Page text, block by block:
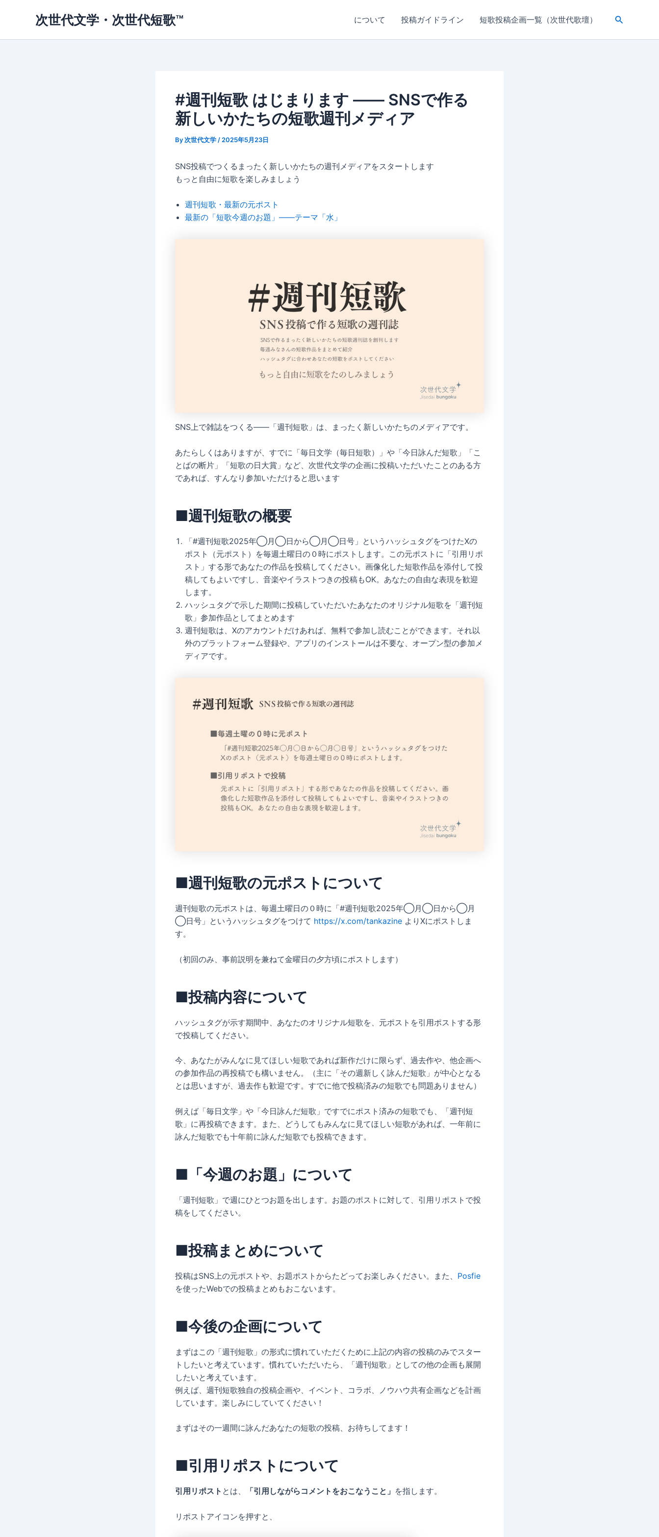
次世代文学・次世代短歌™ について 投稿ガイドライン 短歌投稿企画一覧（次世代歌壇）
検
#週刊短歌 はじまります —— SNSで作る
新しいかたちの短歌週刊メディア
By次世代文学 / 2025年5月23日
SNS投稿でつくるまったく新しいかたちの週刊メディアをスタートします
もっと自由に短歌を楽しみましょう
週刊短歌・最新の元ポスト
最新の「短歌今週のお題」——テーマ「水」
SNS上で雑誌をつくる——「週刊短歌」は、まったく新しいかたちのメディアです。
あたらしくはありますが、すでに「毎日文学（毎日短歌）」や「今日詠んだ短歌」「こ
とばの断片」「短歌の日大賞」など、次世代文学の企画に投稿いただいたことのある方
であれば、すんなり参加いただけると思います
■週刊短歌の概要
「#週刊短歌2025年◯月◯日から◯月◯日号」というハッシュタグをつけたXの
ポスト（元ポスト）を毎週土曜日の０時にポストします。この元ポストに「引用リポ
スト」する形であなたの作品を投稿してください。画像化した短歌作品を添付して投
稿してもよいですし、音楽やイラストつきの投稿もOK。あなたの自由な表現を歓迎
します。
ハッシュタグで示した期間に投稿していただいたあなたのオリジナル短歌を「週刊短
歌」参加作品としてまとめます
週刊短歌は、Xのアカウントだけあれば、無料で参加し読むことができます。それ以
外のプラットフォーム登録や、アプリのインストールは不要な、オープン型の参加メ
ディアです。
■週刊短歌の元ポストについて
週刊短歌の元ポストは、毎週土曜日の０時に「#週刊短歌2025年◯月◯日から◯月
◯日号」というハッシュタグをつけて https://x.com/tankazine よりXにポストしま
す。
（初回のみ、事前説明を兼ねて金曜日の夕方頃にポストします）
■投稿内容について
ハッシュタグが示す期間中、あなたのオリジナル短歌を、元ポストを引用ポストする形
で投稿してください。
今、あなたがみんなに見てほしい短歌であれば新作だけに限らず、過去作や、他企画へ
の参加作品の再投稿でも構いません。（主に「その週新しく詠んだ短歌」が中心となる
とは思いますが、過去作も歓迎です。すでに他で投稿済みの短歌でも問題ありません）
例えば「毎日文学」や「今日詠んだ短歌」ですでにポスト済みの短歌でも、「週刊短
歌」に再投稿できます。また、どうしてもみんなに見てほしい短歌があれば、一年前に
詠んだ短歌でも十年前に詠んだ短歌でも投稿できます。
■「今週のお題」について
「週刊短歌」で週にひとつお題を出します。お題のポストに対して、引用リポストで投
稿をしてください。
■投稿まとめについて
投稿はSNS上の元ポストや、お題ポストからたどってお楽しみください。また、 Posfie
を使ったWebでの投稿まとめもおこないます。
■今後の企画について
まずはこの「週刊短歌」の形式に慣れていただくために上記の内容の投稿のみでスター
トしたいと考えています。慣れていただいたら、「週刊短歌」としての他の企画も展開
したいと考えています。
例えば、週刊短歌独自の投稿企画や、イベント、コラボ、ノウハウ共有企画などを計画
しています。楽しみにしていてください！
まずはその一週間に詠んだあなたの短歌の投稿、お待ちしてます！
■引用リポストについて
引用リポスト とは、 「引用しながらコメントをおこなうこと」 を指します。
リポストアイコンを押すと、